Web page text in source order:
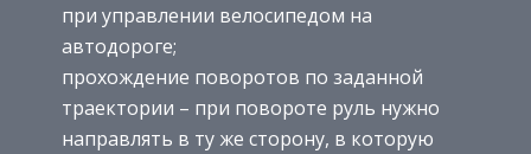
при управлении велосипедом на
автодороге;
прохождение поворотов по заданной
траектории – при повороте руль нужно
направлять в ту же сторону, в которую